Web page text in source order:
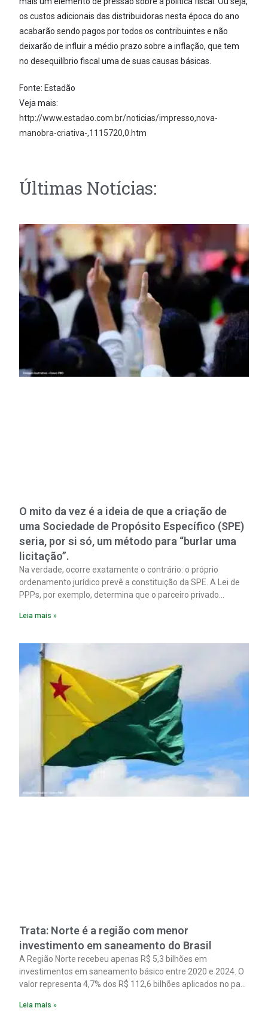
os custos adicionais das distribuidoras nesta época do ano
acabarão sendo pagos por todos os contribuintes e não
deixarão de influir a médio prazo sobre a inflação, que tem
no desequilíbrio fiscal uma de suas causas básicas.
Fonte: Estadão
Veja mais:
http://www.estadao.com.br/noticias/impresso,nova-
manobra-criativa-,1115720,0.htm
Últimas Notícias:
O mito da vez é a ideia de que a criação de
uma Sociedade de Propósito Específico (SPE)
seria, por si só, um método para “burlar uma
licitação”.
Na verdade, ocorre exatamente o contrário: o próprio
ordenamento jurídico prevê a constituição da SPE. A Lei de
PPPs, por exemplo, determina que o parceiro privado
empreendimento. Ou seja, a suposta “fraude à licitação” é
figura é facultativa e sujeita a uma escolha racional de
projeto a projeto.
Leia mais »
Trata: Norte é a região com menor
investimento em saneamento do Brasil
A Região Norte recebeu apenas R$ 5,3 bilhões em
investimentos em saneamento básico entre 2020 e 2024. O
valor representa 4,7% dos R$ 112,6 bilhões aplicados no país
Brasil em parceria com a GO Associados.
Leia mais »